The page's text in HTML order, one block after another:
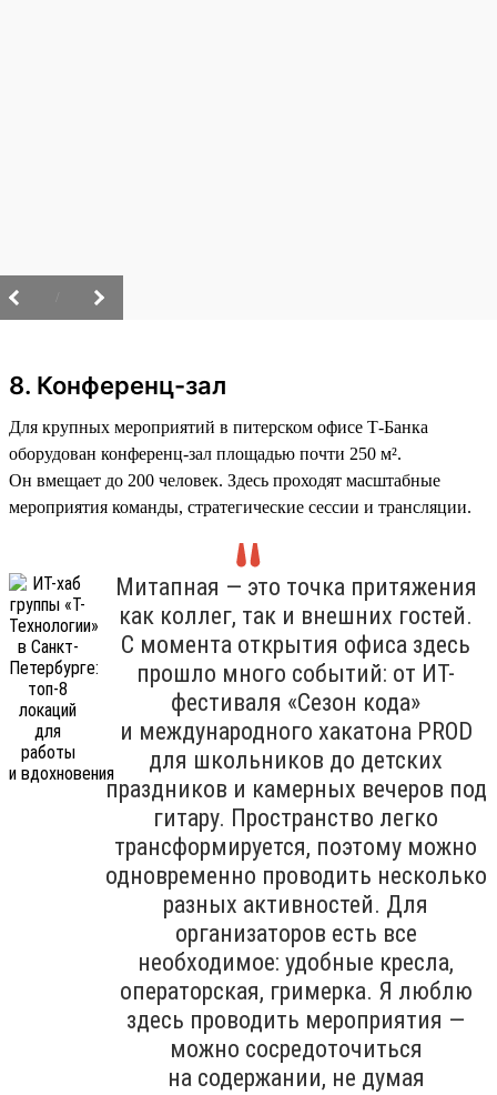
8. Конференц-зал
Для крупных мероприятий в питерском офисе Т-Банка
оборудован конференц-зал площадью почти 250 м².
Он вмещает до 200 человек. Здесь проходят масштабные
мероприятия команды, стратегические сессии и трансляции.
Митапная — это точка притяжения
как коллег, так и внешних гостей.
С момента открытия офиса здесь
прошло много событий: от ИТ-
фестиваля «Сезон кода»
и международного хакатона PROD
для школьников до детских
праздников и камерных вечеров под
гитару. Пространство легко
трансформируется, поэтому можно
одновременно проводить несколько
разных активностей. Для
организаторов есть все
необходимое: удобные кресла,
операторская, гримерка. Я люблю
здесь проводить мероприятия —
можно сосредоточиться
на содержании, не думая